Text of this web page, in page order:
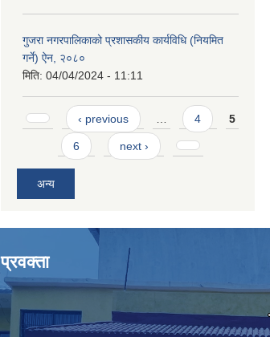
गुजरा नगरपालिकाको प्रशासकीय कार्यविधि (नियमित
गर्ने) ऐन, २०८०
मिति: 04/04/2024 - 11:11
Pages‹ previous 4 5
6 next ›
अन्य
प्रवक्ता